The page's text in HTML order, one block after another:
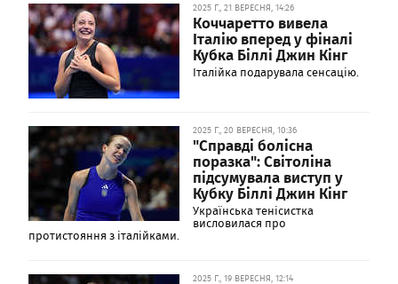
2025 Г., 21 ВЕРЕСНЯ, 14:26
Коччаретто вивела
Італію вперед у фіналі
Кубка Біллі Джин Кінг
Італійка подарувала сенсацію.
2025 Г., 20 ВЕРЕСНЯ, 10:36
"Справді болісна
поразка": Світоліна
підсумувала виступ у
Кубку Біллі Джин Кінг
Українська тенісистка
висловилася про
протистояння з італійками.
2025 Г., 19 ВЕРЕСНЯ, 12:14